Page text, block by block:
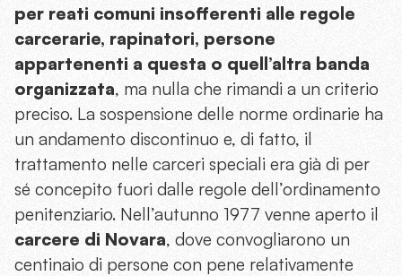
per reati comuni insofferenti alle regole
carcerarie, rapinatori, persone
appartenenti a questa o quell’altra banda
organizzata, ma nulla che rimandi a un criterio
preciso. La sospensione delle norme ordinarie ha
un andamento discontinuo e, di fatto, il
trattamento nelle carceri speciali era già di per
sé concepito fuori dalle regole dell’ordinamento
penitenziario. Nell’autunno 1977 venne aperto il
carcere di Novara, dove convogliarono un
centinaio di persone con pene relativamente